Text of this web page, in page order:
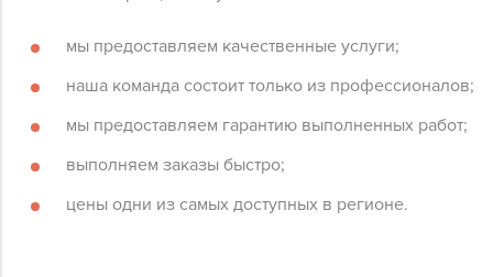
мы предоставляем качественные услуги;
наша команда состоит только из профессионалов;
мы предоставляем гарантию выполненных работ;
выполняем заказы быстро;
цены одни из самых доступных в регионе.